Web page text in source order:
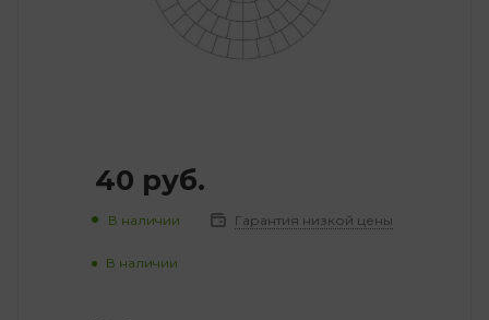
40 руб.
В наличии Гарантия низкой цены
В наличии